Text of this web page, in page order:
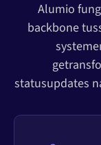
Alumio
backbone
statusupdates